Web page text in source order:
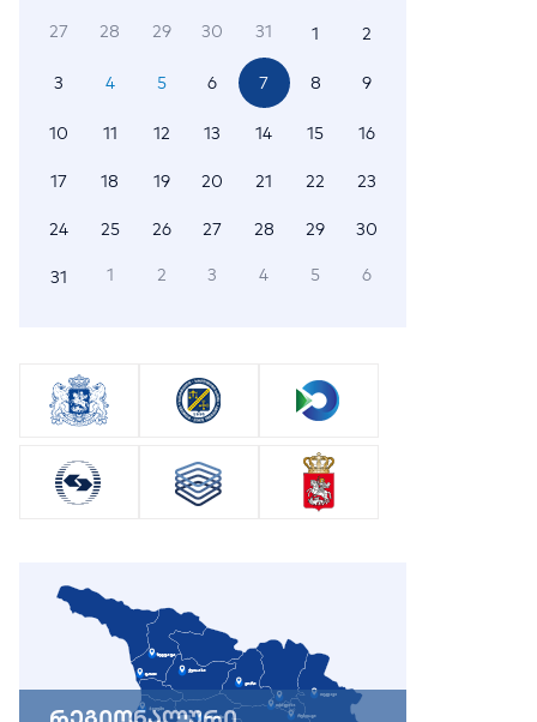
27 28 29 30 31 1 2
3 4 5 6 7 8 9
10 11 12 13 14 15 16
17 18 19 20 21 22 23
24 25 26 27 28 29 30
31 1 2 3 4 5 6